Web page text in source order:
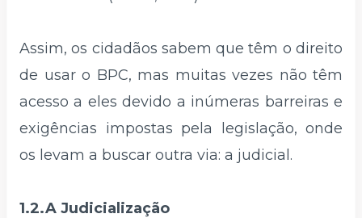
Assim, os cidadãos sabem que têm o direito
de usar o BPC, mas muitas vezes não têm
acesso a eles devido a inúmeras barreiras e
exigências impostas pela legislação, onde
os levam a buscar outra via: a judicial.
1.2.A Judicialização